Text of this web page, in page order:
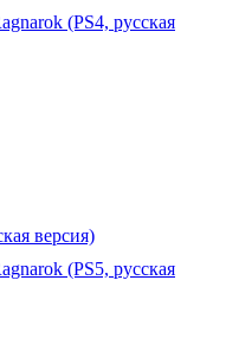
(PS4, русская
версия)
(PS5, русская